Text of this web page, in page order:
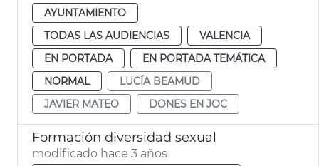
AYUNTAMIENTO
TODAS LAS AUDIENCIAS
VALENCIA
EN PORTADA
EN PORTADA TEMÁTICA
NORMAL
LUCÍA BEAMUD
JAVIER MATEO
DONES EN JOC
Formación diversidad sexual
modificado hace 3 años